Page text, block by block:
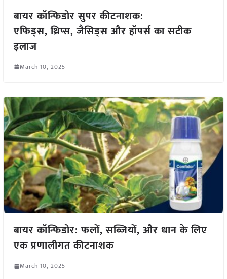
बायर कॉन्फिडोर सुपर कीटनाशक:
एफिड्स, थ्रिप्स, जैसिड्स और हॉपर्स का सटीक
इलाज
March 10, 2025
बायर कॉन्फिडोर: फलों, सब्जियों, और धान के लिए
एक प्रणालीगत कीटनाशक
March 10, 2025